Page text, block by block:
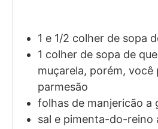
1 e 1/2 colher de sopa
1 colher de sopa de
muçarela, porém, você
parmesão
folhas de manjericão a
sal e pimenta-do-reino